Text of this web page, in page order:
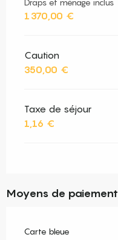
Draps et ménage inclus
1 370,00 €
Caution
350,00 €
Taxe de séjour
1,16 €
Moyens de paiement
Carte bleue